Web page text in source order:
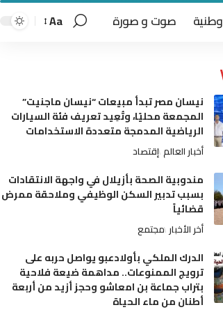
وطنية صوت و صورة Aa
نيسان مصر تبدأ مبيعات “نيسان ماجنيت”
المجمعة محليًا، وتُعِيد تعريف فئة السيارات
الرياضية المدمجة متعددة الاستخدامات
أخبار العالم إقتصاد
مندوبية الصحة بأزيلال في واجهة الانتقادات
بسبب تدبير السكن الوظيفي وملاحقة ممرض
قضائياً
أخر الأخبار مجتمع
الدرك الملكي بأولادعبو يواصل حربه على
ترويج الممنوعات.. مداهمة ضيعة فلاحية
بتراب جماعة بن امعاشو وحجز أزيد من أربعة
أطنان من ماء الحياة